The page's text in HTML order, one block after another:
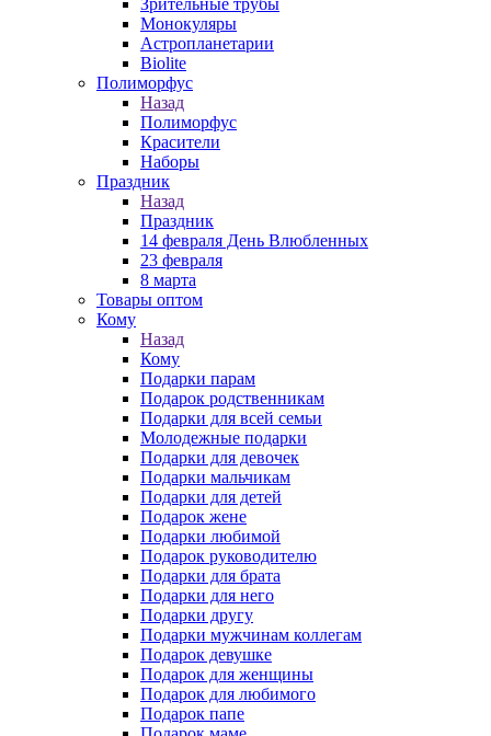
Зрительные трубы
Монокуляры
Астропланетарии
Biolite
Полиморфус
Назад
Полиморфус
Красители
Наборы
Праздник
Назад
Праздник
14 февраля День Влюбленных
23 февраля
8 марта
Товары оптом
Кому
Назад
Кому
Подарки парам
Подарок родственникам
Подарки для всей семьи
Молодежные подарки
Подарки для девочек
Подарки мальчикам
Подарки для детей
Подарок жене
Подарки любимой
Подарок руководителю
Подарки для брата
Подарки для него
Подарки другу
Подарки мужчинам коллегам
Подарок девушке
Подарок для женщины
Подарок для любимого
Подарок папе